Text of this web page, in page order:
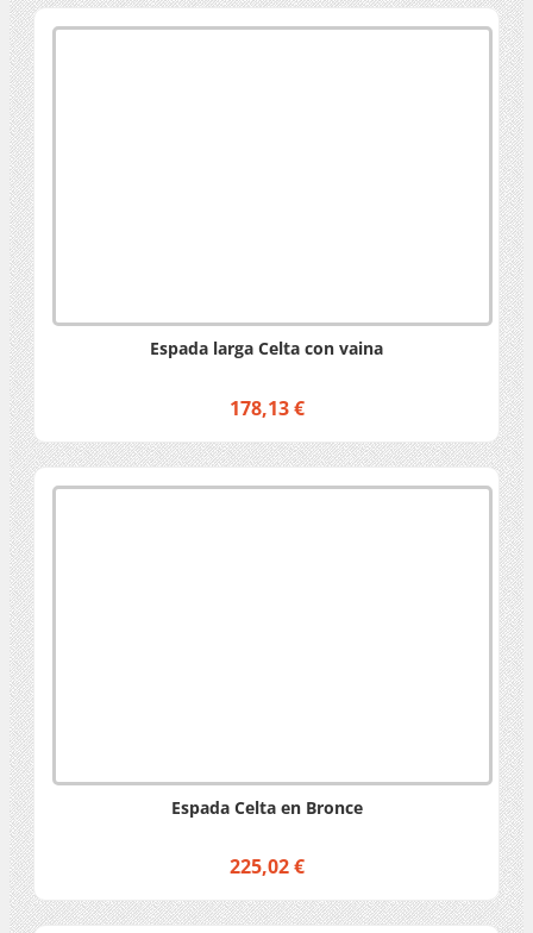
Espada larga Celta con vaina
178,13 €
Espada Celta en Bronce
225,02 €